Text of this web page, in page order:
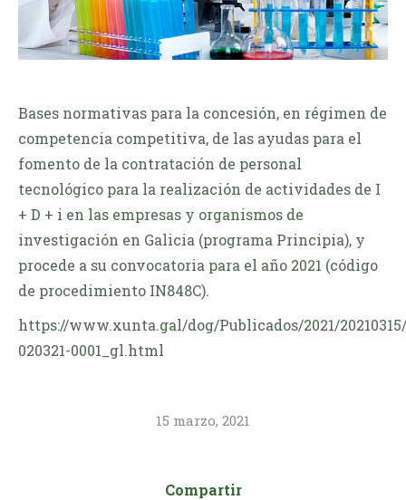
Bases normativas para la concesión, en régimen de
competencia competitiva, de las ayudas para el
fomento de la contratación de personal
tecnológico para la realización de actividades de I
+ D + i en las empresas y organismos de
investigación en Galicia (programa Principia), y
procede a su convocatoria para el año 2021 (código
de procedimiento IN848C).
https://www.xunta.gal/dog/Publicados/2021/
020321-0001_gl.html
15 marzo, 2021
Compartir